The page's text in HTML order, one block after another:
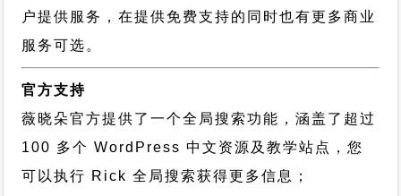
户提供服务，在提供免费支持的同时也有更多商业
服务可选。
官方支持
薇晓朵官方提供了一个全局搜索功能，涵盖了超过
100 多个 WordPress 中文资源及教学站点，您
可以执行 Rick 全局搜索获得更多信息；